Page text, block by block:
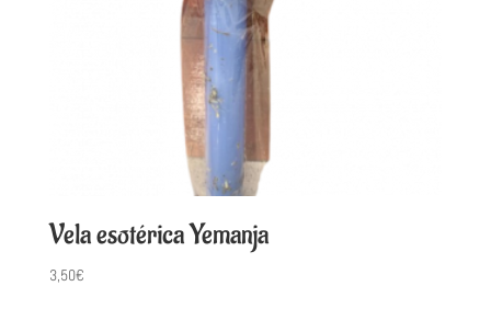
Vela esotérica Yemanja
3,50€